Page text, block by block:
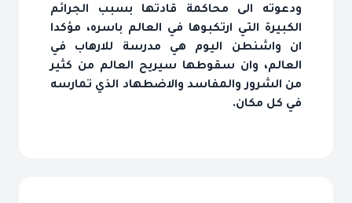
ودعوته الى محاكمة قادتها بسبب الجرائم
الكبيرة التي ارتكبوها في العالم باسره، مؤكدا
ان واشنطن اليوم هي مدرسة للارهاب في
العالم، وان سقوطها سيريح العالم من كثير
من الشرور والمفاسد والاضطهاد الذي تمارسه
في كل مكان.